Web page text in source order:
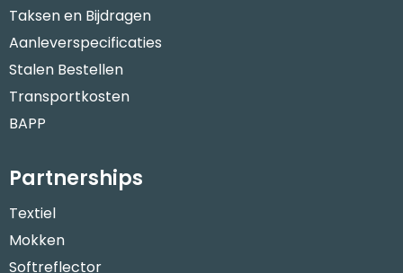
Taksen en Bijdragen
Aanleverspecificaties
Stalen Bestellen
Transportkosten
BAPP
Partnerships
Textiel
Mokken
Softreflector